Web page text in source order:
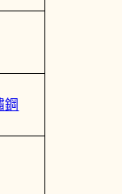
鋼